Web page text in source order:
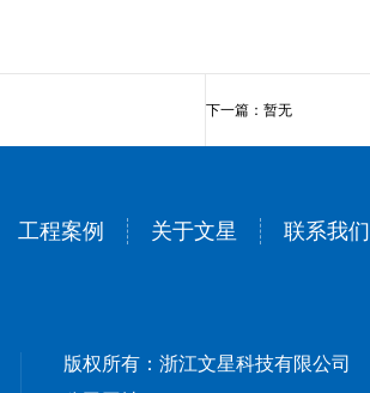
下一篇：暂无
工程案例 关于文星 联系我们
版权所有：浙江文星科技有限公司